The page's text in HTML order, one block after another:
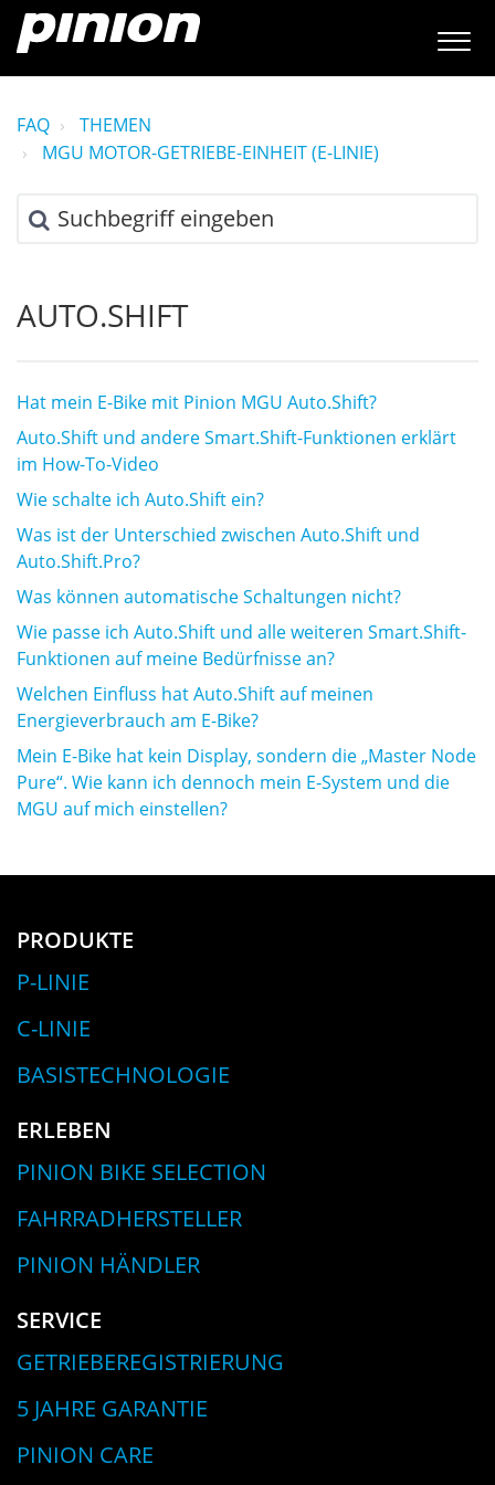
FAQ
THEMEN
MGU MOTOR-GETRIEBE-EINHEIT (E-LINIE)
AUTO.SHIFT
Hat mein E-Bike mit Pinion MGU Auto.Shift?
Auto.Shift und andere Smart.Shift-Funktionen erklärt
im How-To-Video
Wie schalte ich Auto.Shift ein?
Was ist der Unterschied zwischen Auto.Shift und
Auto.Shift.Pro?
Was können automatische Schaltungen nicht?
Wie passe ich Auto.Shift und alle weiteren Smart.Shift-
Funktionen auf meine Bedürfnisse an?
Welchen Einfluss hat Auto.Shift auf meinen
Energieverbrauch am E-Bike?
Mein E-Bike hat kein Display, sondern die „Master Node
Pure“. Wie kann ich dennoch mein E-System und die
MGU auf mich einstellen?
PRODUKTE
P-LINIE
C-LINIE
BASISTECHNOLOGIE
ERLEBEN
PINION BIKE SELECTION
FAHRRADHERSTELLER
PINION HÄNDLER
SERVICE
GETRIEBEREGISTRIERUNG
5 JAHRE GARANTIE
PINION CARE